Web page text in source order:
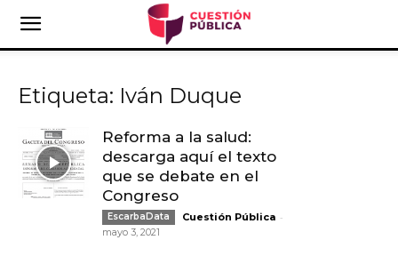
Etiqueta: Iván Duque
Reforma a la salud:
descarga aquí el texto
que se debate en el
Congreso
EscarbaData Cuestión Pública -
mayo 3, 2021